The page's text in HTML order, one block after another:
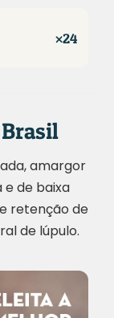
×24
amargor
de baixa
retenção de
de lúpulo.